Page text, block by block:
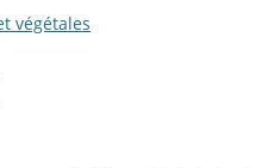
végétales